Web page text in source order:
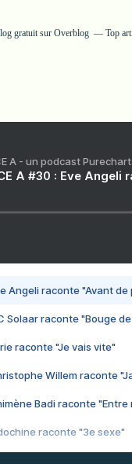
gratuit sur Overblog Top
A - un podcast
A #30 : Eve Angeli
Angeli raconte "Avant de
Solaar raconte "Bouge
raconte "Je vais vite"
Willem raconte
Badi raconte "Entre
raconte "3e sexe"